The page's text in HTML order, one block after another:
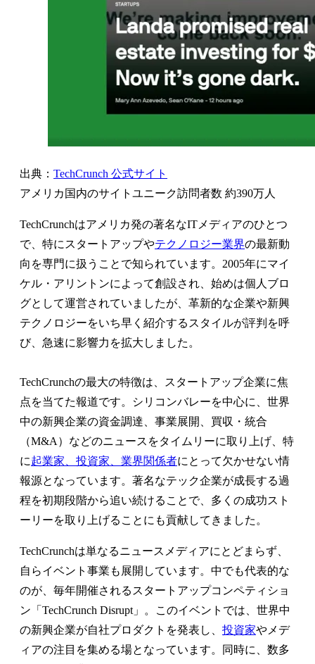
出典： TechCrunch 公式サイト
アメリカ国内のサイトユニーク訪問者数 約390万人
TechCrunchはアメリカ発の著名なITメディアのひとつ
で、特にスタートアップやテクノロジー業界の最新動
向を専門に扱うことで知られています。2005年にマイ
ケル・アリントンによって創設され、始めは個人ブロ
グとして運営されていましたが、革新的な企業や新興
テクノロジーをいち早く紹介するスタイルが評判を呼
び、急速に影響力を拡大しました。
TechCrunchの最大の特徴は、スタートアップ企業に焦
点を当てた報道です。シリコンバレーを中心に、世界
中の新興企業の資金調達、事業展開、買収・統合
（M&A）などのニュースをタイムリーに取り上げ、特
に起業家、投資家、業界関係者にとって欠かせない情
報源となっています。著名なテック企業が成長する過
程を初期段階から追い続けることで、多くの成功スト
ーリーを取り上げることにも貢献してきました。
TechCrunchは単なるニュースメディアにとどまらず、
自らイベント事業も展開しています。中でも代表的な
のが、毎年開催されるスタートアップコンペティショ
ン「TechCrunch Disrupt」。このイベントでは、世界中
の新興企業が自社プロダクトを発表し、 投資家やメデ
ィアの注目を集める場となっています。同時に、数多